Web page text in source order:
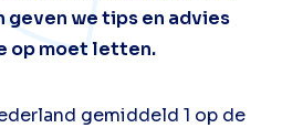
we tips en advies
op moet letten.
gemiddeld 1 op de